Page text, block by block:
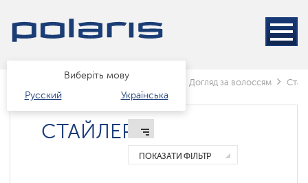
Виберіть мову
Русский
Українська
Каталог краса і здоров'я Догляд за волоссям
СТАЙЛЕР
ПОКАЗАТИ ФІЛЬТР
Стайлер
Электрощипцы